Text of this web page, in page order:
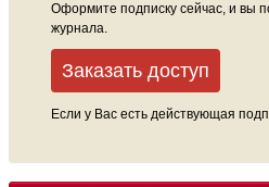
Оформите подписку сейчас, и вы
журнала.
Заказать доступ
Если у Вас есть действующая